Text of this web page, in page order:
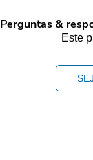
Perguntas &
Este